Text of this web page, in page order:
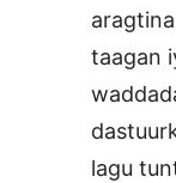
taagan
lagu